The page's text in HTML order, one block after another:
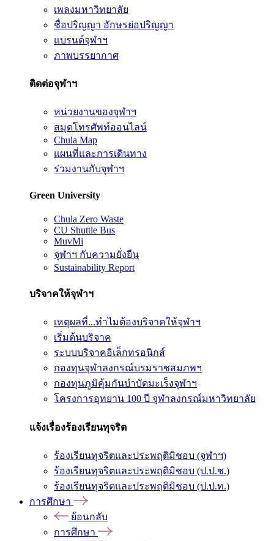
เพลงมหาวิทยาลัย
ชื่อปริญญา อักษรย่อปริญญา
แบรนด์จุฬาฯ
ภาพบรรยากาศ
ติดต่อจุฬาฯ
หน่วยงานของจุฬาฯ
สมุดโทรศัพท์ออนไลน์
Chula Map
แผนที่และการเดินทาง
ร่วมงานกับจุฬาฯ
Green University
Chula Zero Waste
CU Shuttle Bus
MuvMi
จุฬาฯ กับความยั่งยืน
Sustainability Report
บริจาคให้จุฬาฯ
เหตุผลที่...ทำไมต้องบริจาคให้จุฬาฯ
เริ่มต้นบริจาค
ระบบบริจาคอิเล็กทรอนิกส์
กองทุนจุฬาลงกรณ์บรมราชสมภพฯ
กองทุนภูมิคุ้มกันบำบัดมะเร็งจุฬาฯ
โครงการอุทยาน 100 ปี จุฬาลงกรณ์มหาวิทยาลัย
แจ้งเรื่องร้องเรียนทุจริต
ร้องเรียนทุจริตและประพฤติมิชอบ (จุฬาฯ)
ร้องเรียนทุจริตและประพฤติมิชอบ (ป.ป.ช.)
ร้องเรียนทุจริตและประพฤติมิชอบ (ป.ป.ท.)
การศึกษา
ย้อนกลับ
การศึกษา